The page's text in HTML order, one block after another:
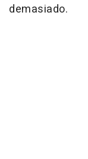
demasiado.